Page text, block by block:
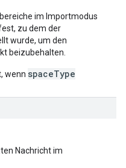
im Importmodus
zu dem der
wurde, um den
beizubehalten.
wenn spaceType
Nachricht im